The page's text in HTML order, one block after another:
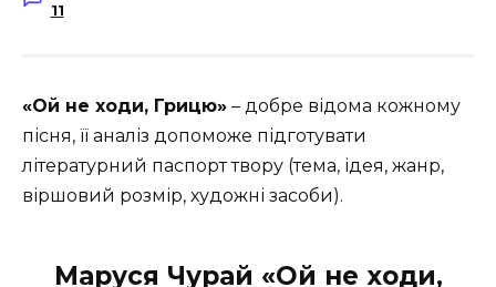
11
«Ой не ходи, Грицю» – добре відома кожному
пісня, її аналіз допоможе підготувати
літературний паспорт твору (тема, ідея, жанр,
віршовий розмір, художні засоби).
Маруся Чурай «Ой не ходи,